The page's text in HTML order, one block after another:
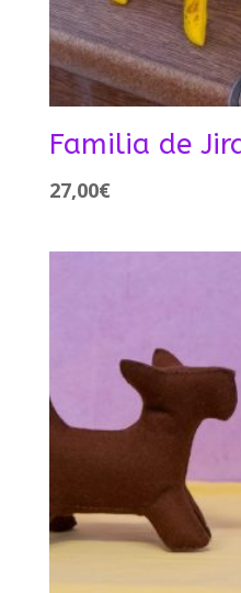
Familia de
27,00€